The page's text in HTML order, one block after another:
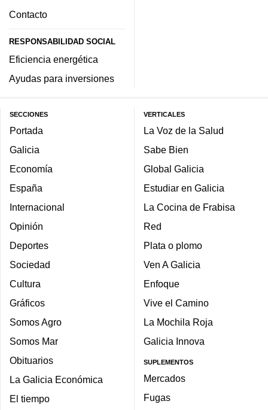
Contacto
RESPONSABILIDAD SOCIAL
Eficiencia energética
Ayudas para inversiones
SECCIONES
Portada
Galicia
Economía
España
Internacional
Opinión
Deportes
Sociedad
Cultura
Gráficos
Somos Agro
Somos Mar
Obituarios
La Galicia Económica
El tiempo
VERTICALES
La Voz de la Salud
Sabe Bien
Global Galicia
Estudiar en Galicia
La Cocina de Frabisa
Red
Plata o plomo
Ven A Galicia
Enfoque
Vive el Camino
La Mochila Roja
Galicia Innova
SUPLEMENTOS
Mercados
Fugas